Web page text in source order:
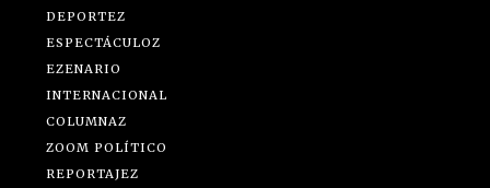
DEPORTEZ
ESPECTÁCULOZ
EZENARIO
INTERNACIONAL
COLUMNAZ
ZOOM POLÍTICO
REPORTAJEZ